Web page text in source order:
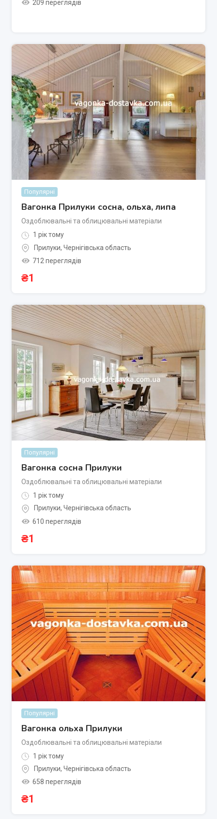
209 переглядів
Популярні
Вагонка Прилуки сосна, ольха, липа
Оздоблювальні та облицювальні матеріали
1 рік тому
Прилуки, Чернігівська область
712 переглядів
₴1
Популярні
Вагонка сосна Прилуки
Оздоблювальні та облицювальні матеріали
1 рік тому
Прилуки, Чернігівська область
610 переглядів
₴1
Популярні
Вагонка ольха Прилуки
Оздоблювальні та облицювальні матеріали
1 рік тому
Прилуки, Чернігівська область
658 переглядів
₴1